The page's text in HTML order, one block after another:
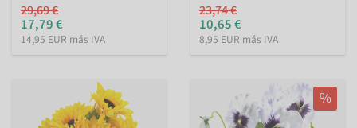
29,69 €
17,79 €
14,95 EUR más IVA
23,74 €
10,65 €
8,95 EUR más IVA
%